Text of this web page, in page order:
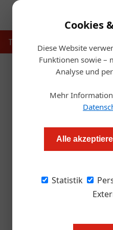
Cookies
Diese Website
Funktionen sowie –
Analyse und
Mehr
Alle
Statistik
Touristik
Alexander
Das neue
Das